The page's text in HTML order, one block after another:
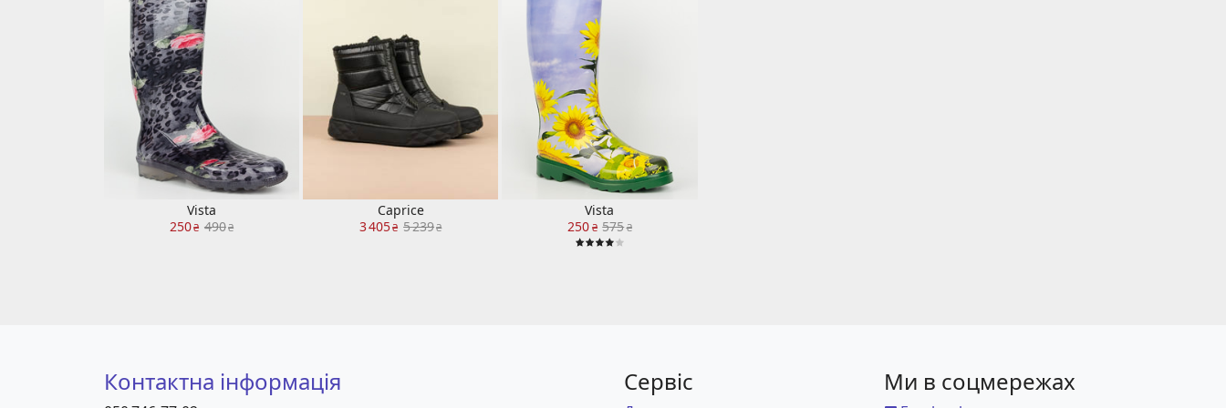
Vista
250₴ 490₴
Caprice
3 405₴ 5 239₴
Vista
250 ₴ 575₴
Контактна інформація Сервіс Ми в соцмережах